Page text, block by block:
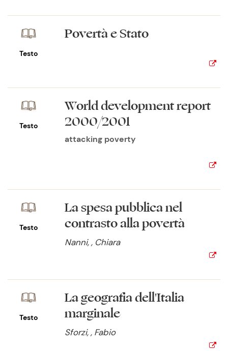
Testo
Povertà e Stato
Testo
World development report
2000/2001
attacking poverty
Testo
La spesa pubblica nel
contrasto alla povertà
Nanni, , Chiara
Testo
La geografia dell'Italia
marginale
Sforzi, , Fabio